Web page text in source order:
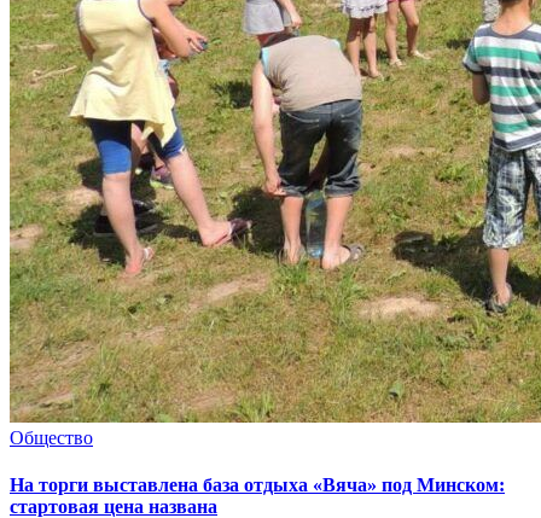
Общество
На торги выставлена база отдыха «Вяча» под Минском:
стартовая цена названа